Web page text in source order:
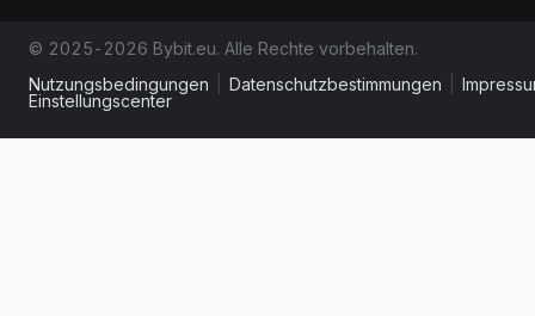
© 2025-2026 Bybit.eu. Alle Rechte vorbehalten.
Nutzungsbedingungen
Datenschutzbestimmungen
Einstellungscenter